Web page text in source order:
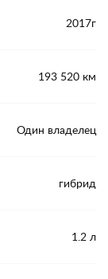
2017г
193 520 км
Один владелец
гибрид
1.2 л